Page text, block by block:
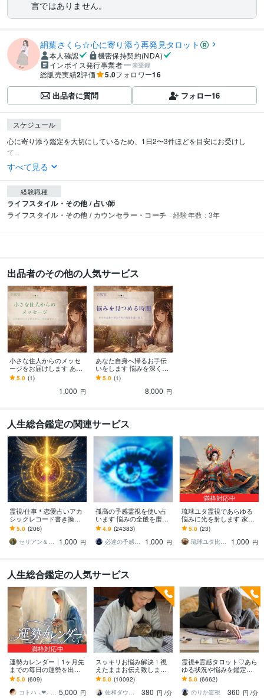
言ではありません。
絹葉さくら☆心に寄り添う再発見タロット
本人確認
機密保持契約(NDA)
インボイス発行事業者
未登録
総販売実績2評価 5.0フォロワー16
出品者に質問 フォロー16
スケジュール
心に寄り添う鑑定を大切にしているため、1日2〜3件ほどを目安にお受けし
て...
すべて見る
経験職種
ライフスタイル・その他 / 占い師
ライフスタイル・その他 / カウンセラー・コーチ
経験年数 : 3年
出品者のその他の人気サービス
小さな住人からのメッセ
ージをお届けします あな
たの中の小さな住人か
ら、やさしい言葉をお届
5.0 (1)
1,000 円
あなた自身へ帰るお手伝
いをします 悩みを深く見
つめるタロット鑑定です
5.0 (1)
8,000 円
人生総合鑑定の関連サービス
霊視/仕事＊恋愛占いアカ
シックレコード書き換え
ます ご懐妊報告多数※恋愛
＊子宝＊不倫＊転職占い※
人生全般
5.0 (206)
セリアン＆ソル中央太陽
1,000 円
孤高の予感霊視を使い占
います 悩みの全般を磨き
上げ、研ぎ澄ました予感
より霊視により導きます
4.9 (24383)
必達の予感霊視 渡邊 潤一
1,000 円
満枠対応中
琉球ユタ霊視であらゆる
悩みに光を射します 家
族・子宝・金運・人間関
係・仕事運・恋愛などあ
らゆる悩みを
5.0 (23)
琉球ユタ比嘉にらい
1,000 円
人生総合鑑定の人気サービス
満枠対応中
運勢カレンダー｜1ヶ月先
までの毎日の運勢を出し
ます 30日×500字のおよそ
1万5千文字で細かく詳細
に記します
5.0 (609)
コトハ ⸜❤︎⸝ 新サービス提供開始✨️ 5,000 円
スッキリお悩み解決！視
えたままお伝え致します
恋愛、結婚、人間関係、
仕事、人生、ペットの気
持ち等◎祈願付き
5.0 (10092)
佐和ダウジング＆スピリットメンター
380 円 /分
霊視➕霊感タロット♡あら
ゆる状況や悩みを鑑定し
ます 霊能家系末裔 |プロ占
い師歴16年| 気持ちや未来
を伝えます
5.0 (6662)
のりか霊視
360 円 /分